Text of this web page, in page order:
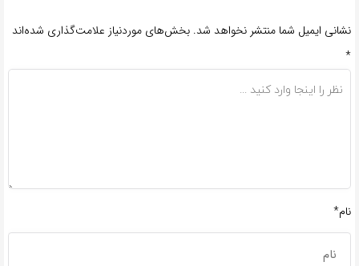
نشانی ایمیل شما منتشر نخواهد شد. بخش‌های موردنیاز علامت‌گذاری شده‌اند
*
نام*